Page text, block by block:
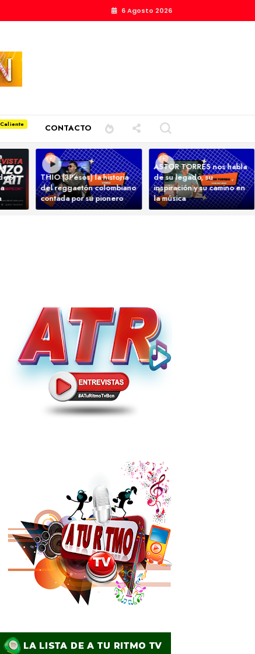
6 Agosto 2026
CONTACTO
9
THIO (3Pesos) la historia
del reggaetón colombiano
contada por su pionero
ASTOR TORRES nos habla
de su legado, su
inspiración y su camino en
la música